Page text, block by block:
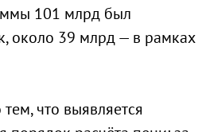
101 млрд был
около 39 млрд — в рамках
что выявляется